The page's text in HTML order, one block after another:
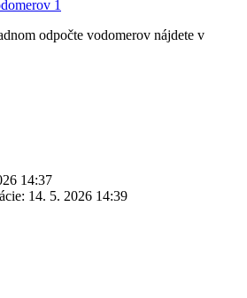
odpočte vodomerov nájdete v
14:37
14. 5. 2026 14:39